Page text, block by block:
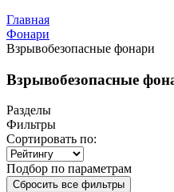
Главная
Фонари
Взрывобезопасные фонари
Взрывобезопасные
Разделы
Фильтры
Сортировать по:
Подбор по параметрам
Сбросить все фильтры